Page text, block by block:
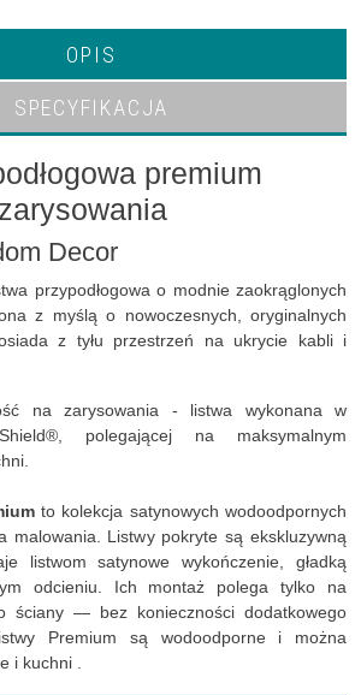
OPIS
SPECYFIKACJA
premium
Decor
przypodłogowa o modnie zaokrąglonych
z myślą o nowoczesnych, oryginalnych
z tyłu przestrzeń na ukrycie kabli i
na zarysowania - listwa wykonana w
polegającej na maksymalnym
to kolekcja satynowych wodoodpornych
malowania. Listwy pokryte są ekskluzywną
listwom satynowe wykończenie, gładką
odcieniu. Ich montaż polega tylko na
ściany — bez konieczności dodatkowego
Premium są wodoodporne i można
i kuchni .